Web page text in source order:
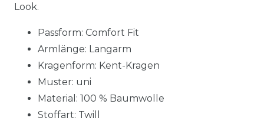
Look.
Passform: Comfort Fit
Armlänge: Langarm
Kragenform: Kent-Kragen
Muster: uni
Material: 100 % Baumwolle
Stoffart: Twill